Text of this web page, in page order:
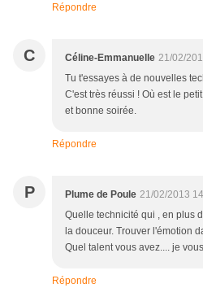
Répondre
C Céline-Emmanuelle 21/02/
Tu t'essayes à de nouvelles
C'est très réussi ! Où est le
et bonne soirée.
Répondre
P Plume de Poule 21/02/2013
Quelle technicité qui , en plus
la douceur. Trouver l'émotion
Quel talent vous avez.... je
Répondre